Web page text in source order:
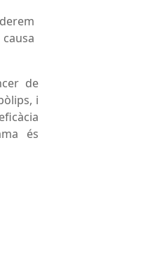
de
i
és